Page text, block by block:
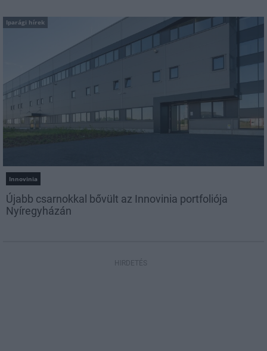
Iparági hírek
Innovinia
Újabb csarnokkal bővült az Innovinia portfoliója
Nyíregyházán
HIRDETÉS